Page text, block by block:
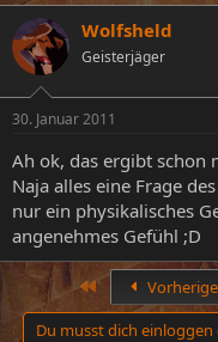
Wolfsheld
Geisterjäger
30. Januar 2011
Ah ok, das ergibt schon
Naja alles eine Frage
nur ein physikalisches
angenehmes Gefühl ;D
Erste Vorherige
Du musst dich